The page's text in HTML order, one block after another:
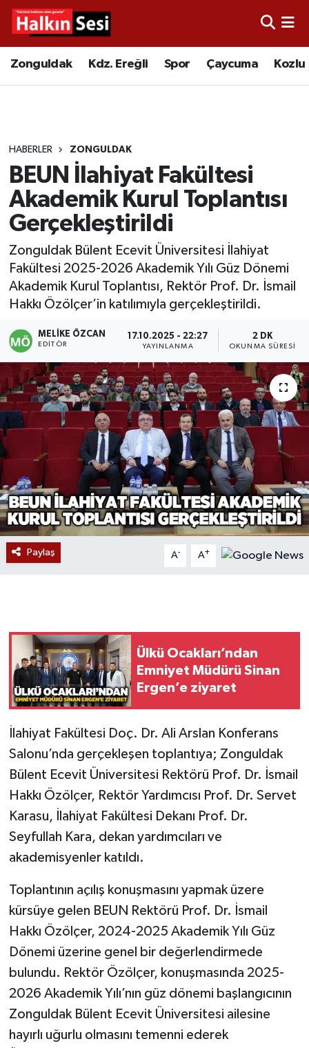
Zonguldak Kdz. Ereğli Spor Çaycuma Kozlu
HABERLER ZONGULDAK
BEUN İlahiyat Fakültesi
Akademik Kurul Toplantısı
Gerçekleştirildi
Zonguldak Bülent Ecevit Üniversitesi İlahiyat
Fakültesi 2025-2026 Akademik Yılı Güz Dönemi
Akademik Kurul Toplantısı, Rektör Prof. Dr. İsmail
Hakkı Özölçer’in katılımıyla gerçekleştirildi.
MELIKE ÖZCAN
EDITÖR
17.10.2025 - 22:27
YAYINLANMA
2 DK
OKUNMA SÜRESI
Paylaş A- A+
Ülkü Ocakları’ndan
Emniyet Müdürü Sinan
Ergen’e ziyaret
İlahiyat Fakültesi Doç. Dr. Ali Arslan Konferans
Salonu’nda gerçekleşen toplantıya; Zonguldak
Bülent Ecevit Üniversitesi Rektörü Prof. Dr. İsmail
Hakkı Özölçer, Rektör Yardımcısı Prof. Dr. Servet
Karasu, İlahiyat Fakültesi Dekanı Prof. Dr.
Seyfullah Kara, dekan yardımcıları ve
akademisyenler katıldı.
Toplantının açılış konuşmasını yapmak üzere
kürsüye gelen BEUN Rektörü Prof. Dr. İsmail
Hakkı Özölçer, 2024-2025 Akademik Yılı Güz
Dönemi üzerine genel bir değerlendirmede
bulundu. Rektör Özölçer, konuşmasında 2025-
2026 Akademik Yılı’nın güz dönemi başlangıcının
Zonguldak Bülent Ecevit Üniversitesi ailesine
hayırlı uğurlu olmasını temenni ederek
Video
Çaycuma
Alaplı
Asayiş
Bartın
Karabük
Devrek
Bolu
ÇEVRE
BİLİM VE TEKNOLOJİ
Düzce
Eğitim
Gökçebey
GÜNDEM
Kilimli
Kültür - Sanat
MAGAZİN
Politika
Resmi İlan
Röportaj
Sağlık
Spor
Merkez Hava Durumu
Tüm Manşetler
Son Dakika Haberleri
Haber Arşivi